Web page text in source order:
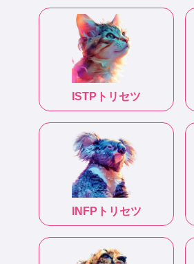
ISTP トリセツ
INFP トリセツ